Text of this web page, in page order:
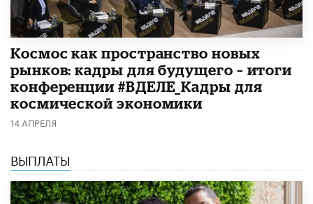
Космос как пространство новых
рынков: кадры для будущего – итоги
конференции #ВДЕЛЕ_Кадры для
космической экономики
14 АПРЕЛЯ
ВЫПЛАТЫ